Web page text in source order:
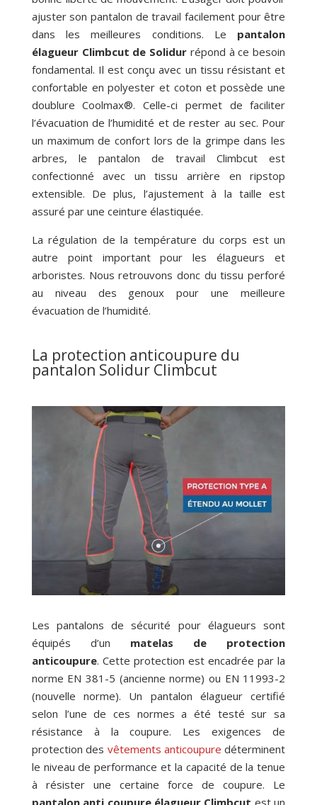
ajuster son pantalon de travail facilement pour être
dans les meilleures conditions. Le pantalon
élagueur Climbcut de Solidur répond à ce besoin
fondamental. Il est conçu avec un tissu résistant et
confortable en polyester et coton et possède une
doublure Coolmax®. Celle-ci permet de faciliter
l’évacuation de l’humidité et de rester au sec. Pour
un maximum de confort lors de la grimpe dans les
arbres, le pantalon de travail Climbcut est
confectionné avec un tissu arrière en ripstop
extensible. De plus, l’ajustement à la taille est
assuré par une ceinture élastiquée.
La régulation de la température du corps est un
autre point important pour les élagueurs et
arboristes. Nous retrouvons donc du tissu perforé
au niveau des genoux pour une meilleure
évacuation de l’humidité.
La protection anticoupure du
pantalon Solidur Climbcut
Les pantalons de sécurité pour élagueurs sont
équipés d’un matelas de protection
anticoupure. Cette protection est encadrée par la
norme EN 381-5 (ancienne norme) ou EN 11993-2
(nouvelle norme). Un pantalon élagueur certifié
selon l’une de ces normes a été testé sur sa
résistance à la coupure. Les exigences de
protection des vêtements anticoupure déterminent
le niveau de performance et la capacité de la tenue
à résister une certaine force de coupure. Le
pantalon anti coupure élagueur Climbcut est un